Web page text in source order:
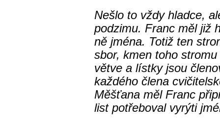
Nešlo to vždy hladce,
podzimu. Franc měl již
ně jména. Totiž ten
sbor, kmen toho
větve a lístky jsou
každého člena
Měšťana měl Franc
list potřeboval vyrýti